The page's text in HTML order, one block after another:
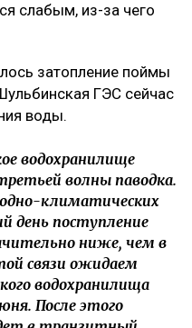
слабым, из-за чего
затопление поймы
ГЭС сейчас
воды.
водохранилище
волны паводка.
климатических
день поступление
ниже, чем в
связи ожидаем
водохранилища
После этого